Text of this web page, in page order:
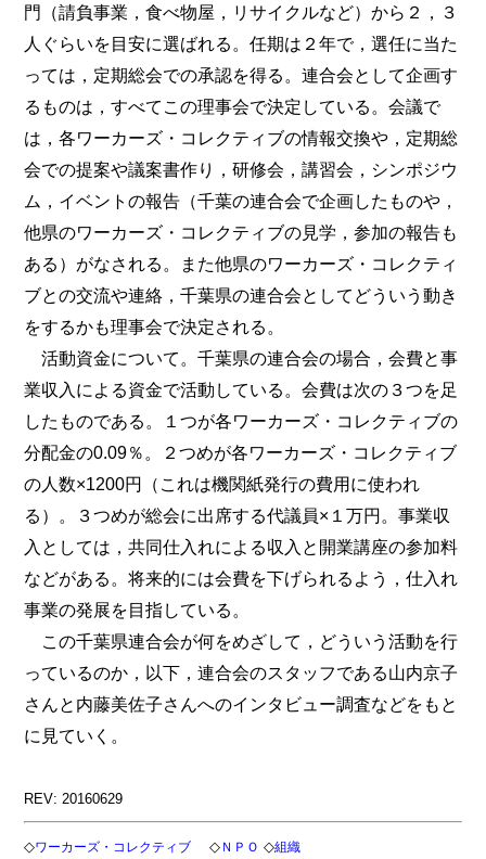
門（請負事業，食べ物屋，リサイクルなど）から２，３
人ぐらいを目安に選ばれる。任期は２年で，選任に当た
っては，定期総会での承認を得る。連合会として企画す
るものは，すべてこの理事会で決定している。会議で
は，各ワーカーズ・コレクティブの情報交換や，定期総
会での提案や議案書作り，研修会，講習会，シンポジウ
ム，イベントの報告（千葉の連合会で企画したものや，
他県のワーカーズ・コレクティブの見学，参加の報告も
ある）がなされる。また他県のワーカーズ・コレクティ
ブとの交流や連絡，千葉県の連合会としてどういう動き
をするかも理事会で決定される。
活動資金について。千葉県の連合会の場合，会費と事
業収入による資金で活動している。会費は次の３つを足
したものである。１つが各ワーカーズ・コレクティブの
分配金の0.09％。２つめが各ワーカーズ・コレクティブ
の人数×1200円（これは機関紙発行の費用に使われ
る）。３つめが総会に出席する代議員×１万円。事業収
入としては，共同仕入れによる収入と開業講座の参加料
などがある。将来的には会費を下げられるよう，仕入れ
事業の発展を目指している。
この千葉県連合会が何をめざして，どういう活動を行
っているのか，以下，連合会のスタッフである山内京子
さんと内藤美佐子さんへのインタビュー調査などをもと
に見ていく。
REV: 20160629
◇ワーカーズ・コレクティブ ◇ ＮＰＯ ◇組織